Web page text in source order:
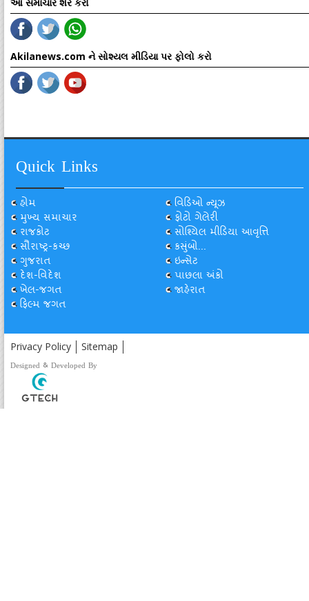
Akilanews.com ને સોશ્યલ મીડિયા પર ફોલો કરો
Quick Links
હોમ
મુખ્ય સમાચાર
રાજકોટ
સૌરાષ્ટ્ર-કચ્છ
ગુજરાત
દેશ-વિદેશ
ખેલ-જગત
ફિલ્મ જગત
વિડિઓ ન્યૂઝ
ફોટો ગેલેરી
સોશ્યિલ મીડિયા આવૃત્તિ
કસુંબો...
ઇન્સેટ
પાછલા અંકો
જાહેરાત
Privacy Policy Sitemap
Designed & Developed By